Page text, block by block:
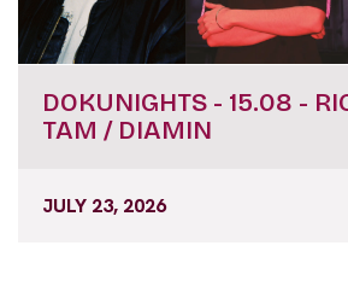
DOKUNIGHTS - 15.08 -
TAM / DIAMIN
JULY 23, 2026